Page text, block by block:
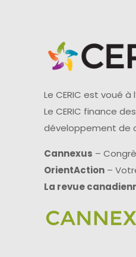
Le CERIC est voué
Le CERIC finance
développement de
Cannexus –
OrientAction –
La revue